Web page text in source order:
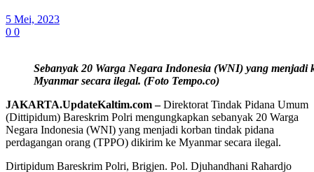
5 Mei, 2023
0 0
Sebanyak 20 Warga Negara Indonesia (WNI) yang
Myanmar secara ilegal. (Foto Tempo.co)
JAKARTA.UpdateKaltim.com –Direktorat Tindak Pidana Umum
(Dittipidum) Bareskrim Polri mengungkapkan sebanyak 20 Warga
Negara Indonesia (WNI) yang menjadi korban tindak pidana
perdagangan orang (TPPO) dikirim ke Myanmar secara ilegal.
Dirtipidum Bareskrim Polri, Brigjen. Pol. Djuhandhani Rahardjo